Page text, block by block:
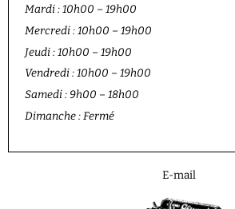
Mardi : 10h00 – 19h00
Mercredi : 10h00 – 19h00
Jeudi : 10h00 – 19h00
Vendredi : 10h00 – 19h00
Samedi : 9h00 – 18h00
Dimanche : Fermé
E-mail